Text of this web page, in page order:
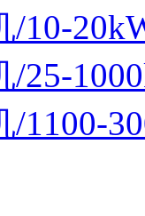
/10-
/25-
1100-